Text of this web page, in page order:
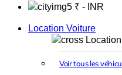
₹ - INR
Location Voiture
Voir tous les